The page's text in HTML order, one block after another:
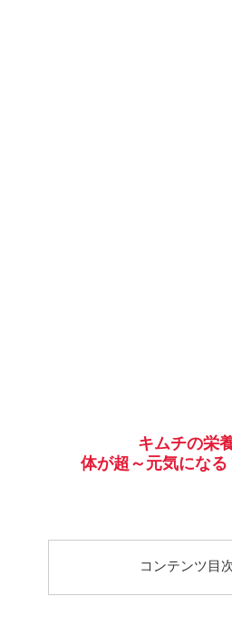
キムチの栄
体が超～元気にな
コンテンツ目